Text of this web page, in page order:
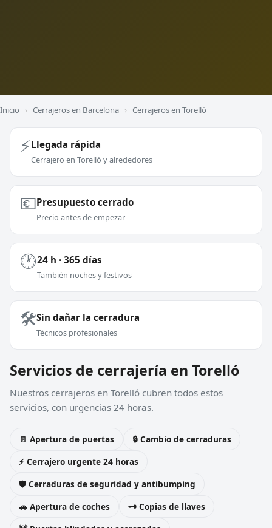
Inicio › Cerrajeros en Barcelona › Cerrajeros en Torelló
⚡Llegada rápida
Cerrajero en Torelló y alrededores
💶Presupuesto cerrado
Precio antes de empezar
🕐24 h · 365 días
También noches y festivos
🛠️Sin dañar la cerradura
Técnicos profesionales
Servicios de cerrajería en Torelló
Nuestros cerrajeros en Torelló cubren todos estos
servicios, con urgencias 24 horas.
🚪 Apertura de puertas
🔒 Cambio de cerraduras
⚡ Cerrajero urgente 24 horas
🛡️ Cerraduras de seguridad y antibumping
🚗 Apertura de coches
🗝️ Copias de llaves